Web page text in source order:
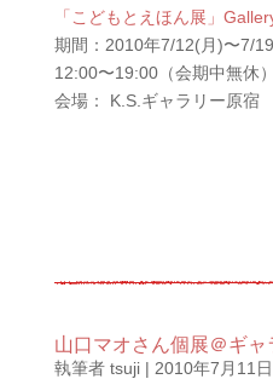
「こどもとえほん展」
期間：2010年7/12(月)〜7/
12:00〜19:00（会期中無休）
会場： K.S.ギャラリー原宿
山口マオさん個展＠ギャ
執筆者 tsuji| 2010年7月11日